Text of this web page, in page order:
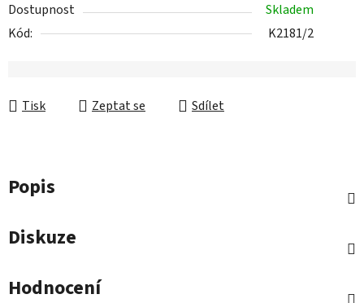
Dostupnost
Skladem
Kód:
K2181/2
Tisk Zeptat se Sdílet
Popis
Diskuze
Hodnocení